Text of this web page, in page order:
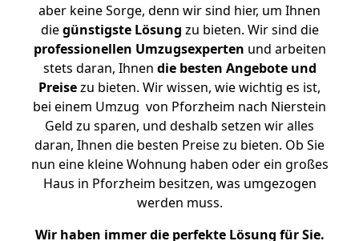
aber keine Sorge, denn wir sind hier, um Ihnen
diegünstigste Lösung zu bieten. Wir sind die
professionellen Umzugsexperten und arbeiten
stets daran, Ihnen die besten Angebote und
Preisezu bieten. Wir wissen, wie wichtig es ist,
bei einem Umzug von Pforzheim nach Nierstein
Geld zu sparen, und deshalb setzen wir alles
daran, Ihnen die besten Preise zu bieten. Ob Sie
nun eine kleine Wohnung haben oder ein großes
Haus in Pforzheim besitzen, was umgezogen
werden muss.
Wir haben immer die perfekte Lösung für Sie.